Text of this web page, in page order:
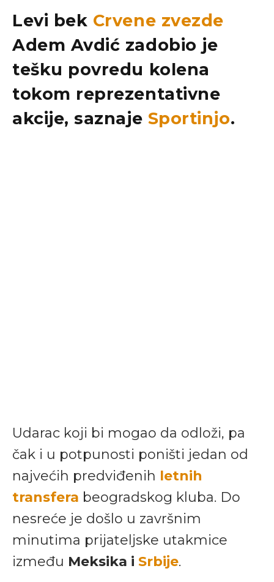
Levi bek Crvene zvezde
Adem Avdić zadobio je
tešku povredu kolena
tokom reprezentativne
akcije, saznaje Sportinjo.
Udarac koji bi mogao da odloži, pa
čak i u potpunosti poništi jedan od
najvećih predviđenih letnih
transfera beogradskog kluba. Do
nesreće je došlo u završnim
minutima prijateljske utakmice
između Meksika i Srbije.